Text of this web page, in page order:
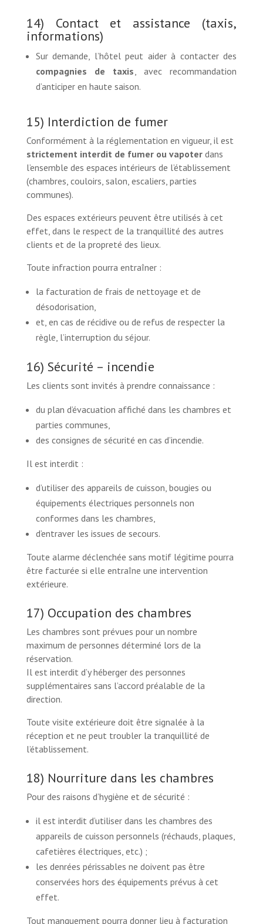
14) Contact et assistance (taxis,
informations)
Sur demande, l’hôtel peut aider à contacter des
compagnies de taxis, avec recommandation
d’anticiper en haute saison.
15) Interdiction de fumer
Conformément à la réglementation en vigueur, il est
strictement interdit de fumer ou vapoterdans
l’ensemble des espaces intérieurs de l’établissement
(chambres, couloirs, salon, escaliers, parties
communes).
Des espaces extérieurs peuvent être utilisés à cet
effet, dans le respect de la tranquillité des autres
clients et de la propreté des lieux.
Toute infraction pourra entraîner :
la facturation de frais de nettoyage et de
désodorisation,
et, en cas de récidive ou de refus de respecter la
règle, l’interruption du séjour.
16) Sécurité – incendie
Les clients sont invités à prendre connaissance :
du plan d’évacuation affiché dans les chambres et
parties communes,
des consignes de sécurité en cas d’incendie.
Il est interdit :
d’utiliser des appareils de cuisson, bougies ou
équipements électriques personnels non
conformes dans les chambres,
d’entraver les issues de secours.
Toute alarme déclenchée sans motif légitime pourra
être facturée si elle entraîne une intervention
extérieure.
17) Occupation des chambres
Les chambres sont prévues pour un nombre
maximum de personnes déterminé lors de la
réservation.
Il est interdit d’y héberger des personnes
supplémentaires sans l’accord préalable de la
direction.
Toute visite extérieure doit être signalée à la
réception et ne peut troubler la tranquillité de
l’établissement.
18) Nourriture dans les chambres
Pour des raisons d’hygiène et de sécurité :
il est interdit d’utiliser dans les chambres des
appareils de cuisson personnels (réchauds, plaques,
cafetières électriques, etc.) ;
les denrées périssables ne doivent pas être
conservées hors des équipements prévus à cet
effet.
Tout manquement pourra donner lieu à facturation